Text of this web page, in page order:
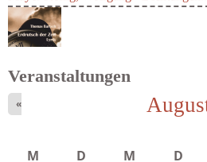
Mayer König, Wolfgang - Dichtungen...
Veranstaltungen
«
M D M D